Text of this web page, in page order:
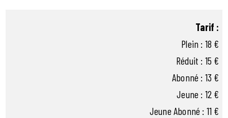
Tarif :
Plein : 18 €
Réduit : 15 €
Abonné : 13 €
Jeune : 12 €
Jeune Abonné : 11 €